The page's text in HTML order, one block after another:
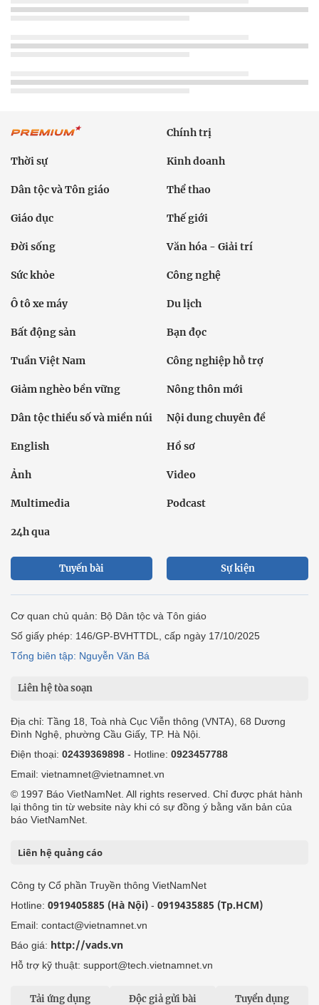
Chính trị
Thời sự Kinh doanh
Dân tộc và Tôn giáo Thể thao
Giáo dục Thế giới
Đời sống Văn hóa - Giải trí
Sức khỏe Công nghệ
Ô tô xe máy Du lịch
Bất động sản Bạn đọc
Tuần Việt Nam Công nghiệp hỗ trợ
Giảm nghèo bền vững Nông thôn mới
Dân tộc thiểu số và miền núi Nội dung chuyên đề
English Hồ sơ
Ảnh Video
Multimedia Podcast
24h qua
Tuyến bài Sự kiện
Cơ quan chủ quản: Bộ Dân tộc và Tôn giáo
Số giấy phép: 146/GP-BVHTTDL, cấp ngày 17/10/2025
Tổng biên tập: Nguyễn Văn Bá
Liên hệ tòa soạn
Địa chỉ: Tầng 18, Toà nhà Cục Viễn thông (VNTA), 68 Dương
Đình Nghệ, phường Cầu Giấy, TP. Hà Nội.
Điện thoại: 02439369898 - Hotline: 0923457788
Email: vietnamnet@vietnamnet.vn
© 1997 Báo VietNamNet. All rights reserved. Chỉ được phát hành
lại thông tin từ website này khi có sự đồng ý bằng văn bản của
báo VietNamNet.
Liên hệ quảng cáo
Công ty Cổ phần Truyền thông VietNamNet
Hotline: 0919405885 (Hà Nội) - 0919435885 (Tp.HCM)
Email: contact@vietnamnet.vn
Báo giá: http://vads.vn
Hỗ trợ kỹ thuật: support@tech.vietnamnet.vn
Tải ứng dụng Độc giả gửi bài Tuyển dụng